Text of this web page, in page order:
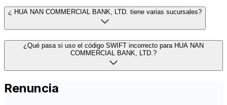
¿ HUA NAN COMMERCIAL BANK, LTD. tiene varias sucursales?
¿Qué pasa si uso el código SWIFT incorrecto para HUA NAN
COMMERCIAL BANK, LTD.?
Renuncia